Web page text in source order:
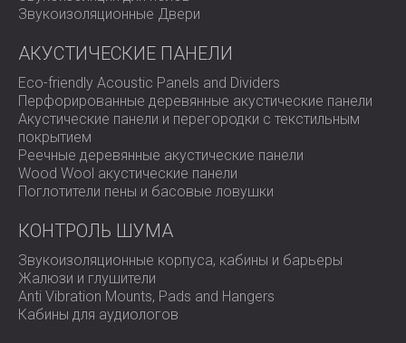
Свяжитесь с намисегодня, чтобы обсудить
Звукоизоляционные Двери
АКУСТИЧЕСКИЕ ПАНЕЛИ
Eco-friendly Acoustic Panels and Dividers
Перфорированные деревянные акустические панели
Акустические панели и перегородки с текстильным
покрытием
Реечные деревянные акустические панели
Wood Wool акустические панели
Поглотители пены и басовые ловушки
КОНТРОЛЬ ШУМА
Звукоизоляционные корпуса, кабины и барьеры
Жалюзи и глушители
Anti Vibration Mounts, Pads and Hangers
Кабины для аудиологов